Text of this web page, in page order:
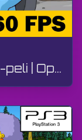
Homerin mitali | Simpsonit-peli | Opas, ei kommenttia, PS3